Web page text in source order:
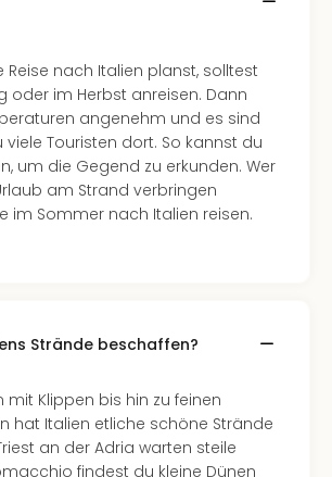
Reise nach Italien planst, solltest
oder im Herbst anreisen. Dann
angenehm und es sind
viele Touristen dort. So kannst du
um die Gegend zu erkunden. Wer
am Strand verbringen
im Sommer nach Italien reisen.
Strände beschaffen?
mit Klippen bis hin zu feinen
hat Italien etliche schöne Strände
an der Adria warten steile
findest du kleine Dünen